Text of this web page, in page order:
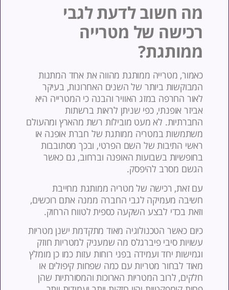
מה חשוב לדעת לגבי
רכישה של מטרייה
ממותגת?
כאמור, מטרייה ממותגת מהווה את אחד המתנות
המבוקשות ביותר של השנים האחרונות, בעיקר
לאור החרפה במזג האוויר והבנה כי המטרייה היא
אביזר אופנתי, כפי שניתן לראות ברשתות
החברתיות. לא מעט מובילות רשת מהארץ ומהעולם
משתמשות במטריה ממותגת של חברת אופנה או
ראשי התיבות של השם הפרטי, ובכך מסתובבות
בחופשיות בשבועות האופנה וברחוב, גם כאשר
הגשם מסרב להיפסק.
עם זאת, רכישה של מטריה ממותגת מחייבת
חשיבה מעמיקה לגבי החברה ממנה אתם רוכשים,
וזאת בכדי לבצע השקעה כספית לטווח הרחוק.
כיום כאשר הטכנולוגיה מאוד מתקדמת ישנן מטריות
עשויות סיבי פיברגלס מה שמעניק למטריות חוזק
וגמישות יחד ועמידה בפני רוחות עזות כמו כן מומלץ
מאוד לבחור מטריות עם כמה שפחות קיפולים או
חלקים, לרוב המטריות הארוכות והמסורתיות שהן